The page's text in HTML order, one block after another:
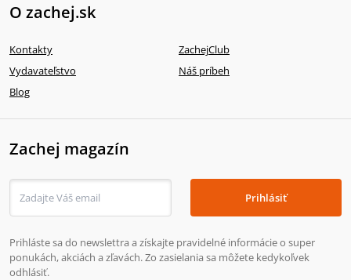
O zachej.sk
Kontakty
ZachejClub
Vydavateľstvo
Náš príbeh
Blog
Zachej magazín
Prihlásiť
Prihláste sa do newslettra a získajte pravidelné informácie o super
ponukách, akciách a zľavách. Zo zasielania sa môžete kedykoľvek
odhlásiť.